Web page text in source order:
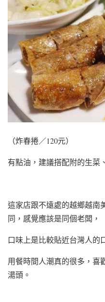
（炸春捲／120元）
有點油，建議搭配附的生菜
這家店跟不遠處的越鄉越南
同，感覺應該是同個老闆，
口味上是比較貼近台灣人的
用餐時間人潮真的很多，喜
湯頭。